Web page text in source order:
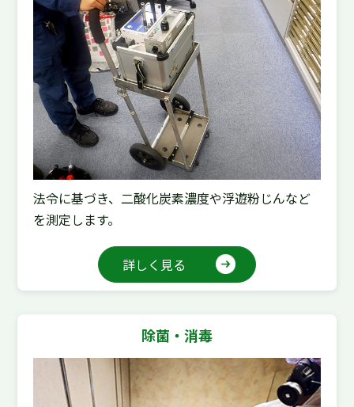
法令に基づき、二酸化炭素濃度や浮遊粉じんなど
を測定します。
詳しく見る
除菌・消毒